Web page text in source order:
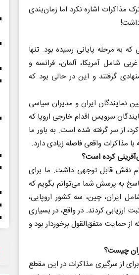
مذاکرات اشاره نکرد اما زمان‌بندی
داشت!
زمانی که به مرحله پایانی رسیده بود. تنها
شامل آمریکا، آلمان، فرانسه و
گرفتند و این در حالی بود که
نمایندگان ایران و مدیران سیاسی
سرویس اقدام خارجی اروپا که
از سر گرفته شده است. به باور ما
مذاکرات واقعی فاصله زیادی دارد.
کرده است؟
۲۰۲۲ بر سر احیای برجام نقش قابل توجهی داشت. ما برای
به پرسش شما می‌توانم بگویم که
ایران، چین، سه کشور اروپایی،
ارزیابی کردند. در واقع، در بسیاری
از حمایت متفق‌القول برخوردار بود و
چیست؟
از سرگیری مذاکرات در این مقطع